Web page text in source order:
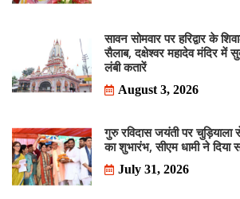
सावन सोमवार पर हरिद्वार के
सैलाब, दक्षेश्वर महादेव मंदिर में
लंबी कतारें
August 3, 2026
गुरु रविदास जयंती पर
का शुभारंभ, सीएम धामी ने
July 31, 2026